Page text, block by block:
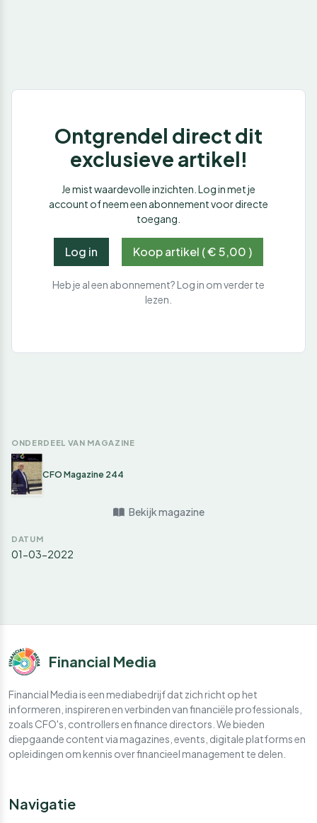
Ontgrendel direct dit
exclusieve artikel!
Je mist waardevolle inzichten. Log in met je
account of neem een abonnement voor directe
toegang.
Log in Koop artikel ( € 5,00 )
Heb je al een abonnement? Log in om verder te
lezen.
ONDERDEEL VAN MAGAZINE
CFO Magazine 244
Bekijk magazine
DATUM
01-03-2022
Financial Media
Financial Media is een mediabedrijf dat zich richt op het
informeren, inspireren en verbinden van financiële professionals,
zoals CFO's, controllers en finance directors. We bieden
diepgaande content via magazines, events, digitale platforms en
opleidingen om kennis over financieel management te delen.
Navigatie